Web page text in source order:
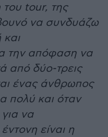
του tour, της
να συνδυάζω
την απόφαση να
από δύο-τρεις
ένας άνθρωπος
πολύ και όταν
να
είναι η